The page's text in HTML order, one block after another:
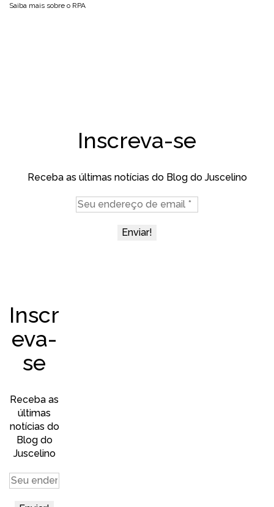
Saiba mais sobre o RPA
Inscreva-se
Receba as últimas notícias do Blog do Juscelino
Inscr
eva-
se
Receba as
últimas
notícias do
Blog do
Juscelino